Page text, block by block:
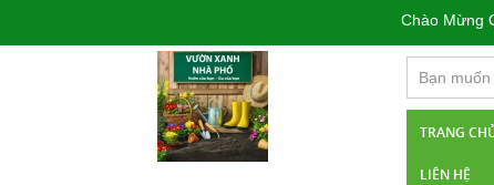
Chào Mừng
TRANG
LIÊN HỆ